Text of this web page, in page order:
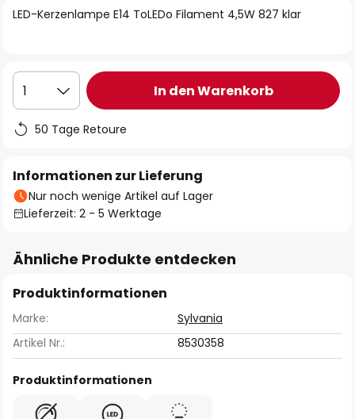
springen
LED-Kerzenlampe E14 ToLEDo Filament 4,5W 827 klar
1 In den Warenkorb
50 Tage Retoure
Informationen zur Lieferung
Nur noch wenige Artikel auf Lager
Lieferzeit: 2 - 5 Werktage
Ähnliche Produkte entdecken
Produktinformationen
Marke:
Sylvania
Artikel Nr.:
8530358
Produktinformationen